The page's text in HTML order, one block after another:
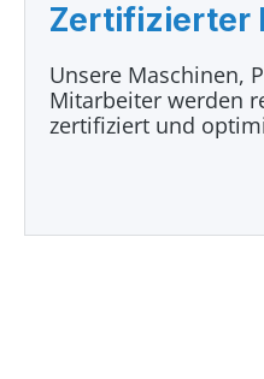
Zertifizierter
Unsere Maschinen,
Mitarbeiter werden
zertifiziert und